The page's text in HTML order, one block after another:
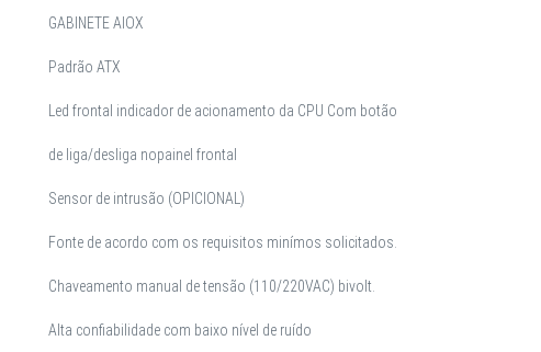
GABINETE AIOX
Padrão ATX
Led frontal indicador de acionamento da CPU Com botão
de liga/desliga nopainel frontal
Sensor de intrusão (OPICIONAL)
Fonte de acordo com os requisitos minímos solicitados.
Chaveamento manual de tensão (110/220VAC) bivolt.
Alta confiabilidade com baixo nível de ruído